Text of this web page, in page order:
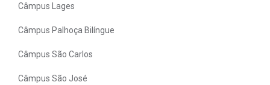
Câmpus Lages
Câmpus Palhoça Bilíngue
Câmpus São Carlos
Câmpus São José